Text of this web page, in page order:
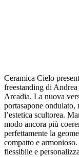
Ceramica Cielo
freestanding di
Arcadia. La nuova
portasapone
l’estetica scultorea.
modo ancora più
perfettamente la
compatto e
flessibile e